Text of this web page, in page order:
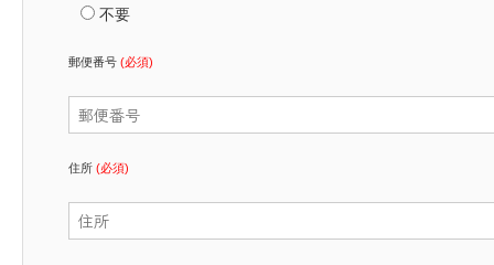
不要
郵便番号 (必須)
住所 (必須)